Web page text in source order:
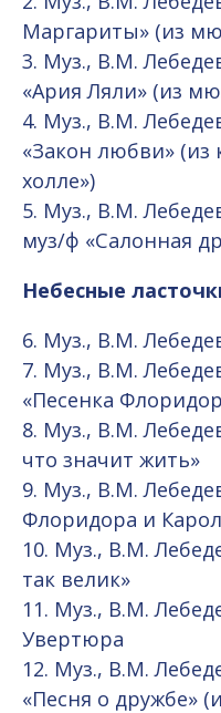
Маргариты» (из
3. Муз., В.М.
«Ария Ляли» (из
4. Муз., В.М.
«Закон любви»
5. Муз., В.М.
муз/ф «Салонная
Небесные
6. Муз., В.М.
7. Муз., В.М.
«Песенка
8. Муз., В.М.
что значит жить»
9. Муз., В.М.
Флоридора и
10. Муз., В.М.
так велик»
11. Муз., В.М.
Увертюра
12. Муз., В.М.
«Песня о дружбе»